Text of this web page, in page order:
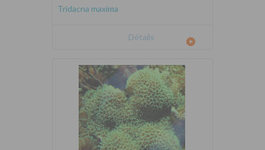
Tridacna maxima
Détails